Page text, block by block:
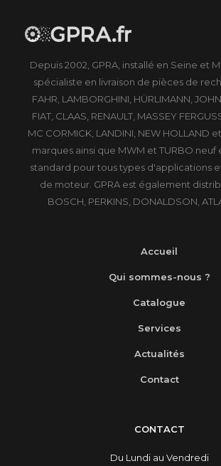
Depuis 2002, GPRA, installé en Seine et
spécialiste en livraison de pièces de
FAHR, LAMBORGHINI, HÜRLIMANN, JOHN
FIAT, CLAAS, RENAULT, MASSEY
MC CORMICK, LANDINI, NEW HOLLAND
marques ainsi que MWM et TURBO
standard pour tous types d'applications
de moteur. GPRA est également
BOSCH, PERKINS, DONALDSON,
Accueil
Qui sommes-nous ?
Catalogue
Services
Actualités
Contact
CONTACT
Du Lundi au Vendredi